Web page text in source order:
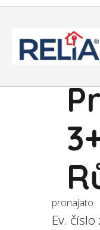
pronajato
Ev. číslo